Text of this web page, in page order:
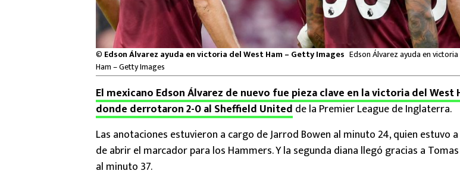
© Edson Álvarez ayuda en victoria del West Ham – Getty Images Edson Álvarez ayuda en
Ham – Getty Images
El mexicano Edson Álvarez de nuevo fue pieza clave en la victoria del West
donde derrotaron 2-0 al Sheffield United de la Premier League de Inglaterra.
Las anotaciones estuvieron a cargo de Jarrod Bowen al minuto 24, quien estuvo
de abrir el marcador para los Hammers. Y la segunda diana llegó gracias a
al minuto 37.